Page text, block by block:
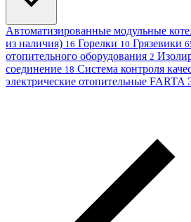
Автоматизированные модульные
из наличия) 16 Горелки 10 Грязевики
отопительного оборудования 2
соединение 18 Система контроля
электрические отопительные